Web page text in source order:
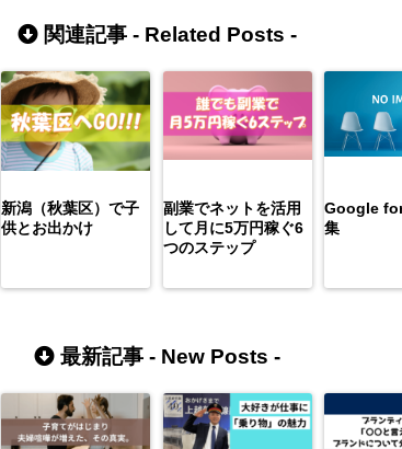
関連記事 - Related Posts -
新潟（秋葉区）で子
供とお出かけ
副業でネットを活用
して月に5万円稼ぐ6
つのステップ
Google
集
最新記事 - New Posts -